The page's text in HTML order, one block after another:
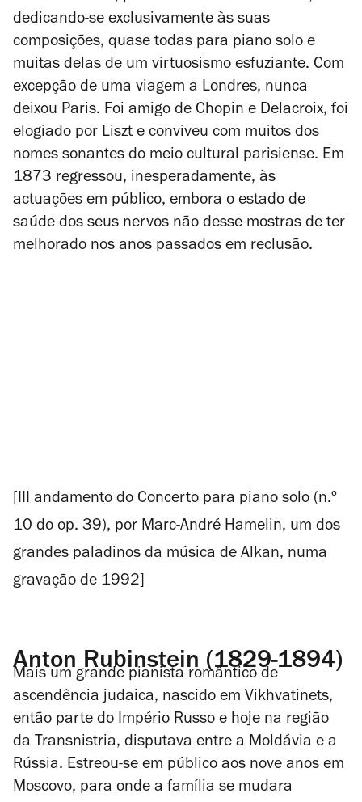
dedicando-se exclusivamente às suas
composições, quase todas para piano solo e
muitas delas de um virtuosismo esfuziante. Com
excepção de uma viagem a Londres, nunca
deixou Paris. Foi amigo de Chopin e Delacroix, foi
elogiado por Liszt e conviveu com muitos dos
nomes sonantes do meio cultural parisiense. Em
1873 regressou, inesperadamente, às
actuações em público, embora o estado de
saúde dos seus nervos não desse mostras de ter
melhorado nos anos passados em reclusão.
[III andamento do Concerto para piano solo (n.º
10 do op. 39), por Marc-André Hamelin, um dos
grandes paladinos da música de Alkan, numa
gravação de 1992]
Anton Rubinstein (1829-1894)
Mais um grande pianista romântico de
ascendência judaica, nascido em Vikhvatinets,
então parte do Império Russo e hoje na região
da Transnistria, disputava entre a Moldávia e a
Rússia. Estreou-se em público aos nove anos em
Moscovo, para onde a família se mudara